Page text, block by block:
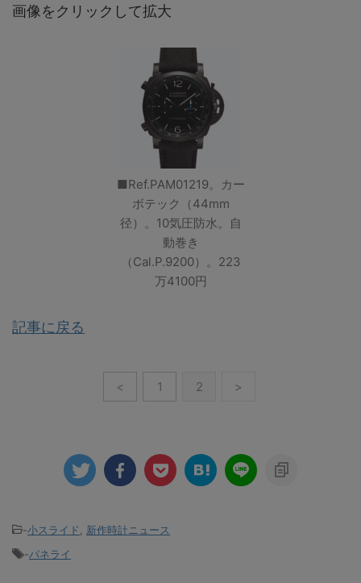
画像をクリックして拡大
■Ref.PAM01219。カー
ボテック（44mm
径）。10気圧防水。自
動巻き
（Cal.P.9200）。223
万4100円
記事に戻る
< 1 2 >
-小スライド
新作時計ニュース
-パネライ